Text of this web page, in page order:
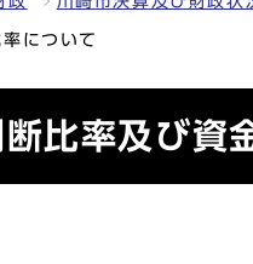
について
比率及び資